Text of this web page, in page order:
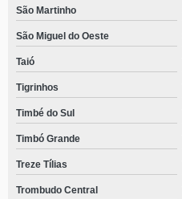
São Martinho
São Miguel do Oeste
Taió
Tigrinhos
Timbé do Sul
Timbó Grande
Treze Tílias
Trombudo Central